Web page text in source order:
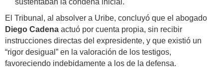
sustentaban la condena inicial.
El Tribunal, al absolver a Uribe, concluyó que el abogado
Diego Cadena actuó por cuenta propia, sin recibir
instrucciones directas del expresidente, y que existió un
“rigor desigual” en la valoración de los testigos,
favoreciendo indebidamente a los de la defensa.